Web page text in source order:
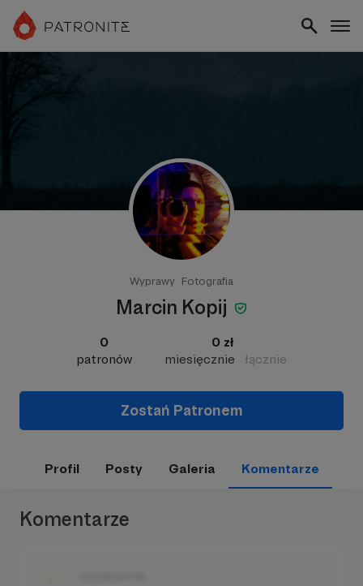
Wyprawy Fotografia
Marcin Kopij
0
patronów
0 zł
miesięcznie
łącznie
Zostań Patronem
Profil Posty Galeria Komentarze
Komentarze